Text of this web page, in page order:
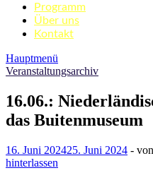
Programm
Über uns
Kontakt
Hauptmenü
Veranstaltungsarchiv
16.06.:
das Buitenmuseum
16. Juni 202425. Juni 2024 - von
hinterlassen